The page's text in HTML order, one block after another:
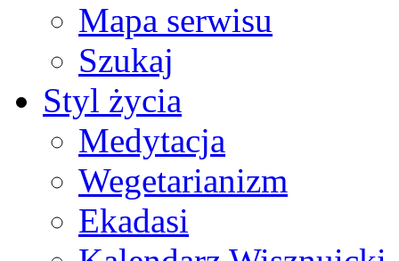
Mapa serwisu
Szukaj
Styl życia
Medytacja
Wegetarianizm
Ekadasi